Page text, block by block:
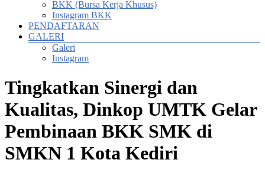
BKK (Bursa Kerja Khusus)
Instagram BKK
PENDAFTARAN
GALERI
Galeri
Instagram
Tingkatkan Sinergi dan
Kualitas, Dinkop UMTK Gelar
Pembinaan BKK SMK di
SMKN 1 Kota Kediri